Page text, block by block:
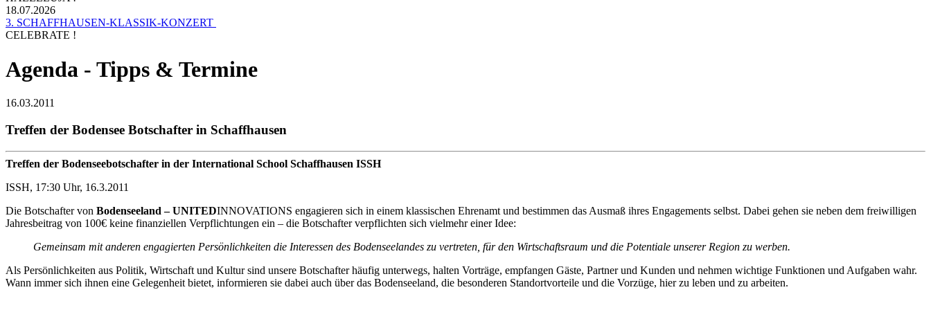
18.07.2026
3. SCHAFFHAUSEN-KLASSIK-KONZERT
CELEBRATE !
Agenda - Tipps & Termine
16.03.2011
Treffen der Bodensee Botschafter in Schaffhausen
Treffen der Bodenseebotschafter in der International School Schaffhausen ISSH
ISSH, 17:30 Uhr, 16.3.2011
Die Botschafter von Bodenseeland – UNITEDINNOVATIONS engagieren sich in einem klassischen Ehrenamt und bestimmen das Ausmaß ihres Engagements selbst. Dabei gehen sie neben dem freiwilligen
Jahresbeitrag von 100€ keine finanziellen Verpflichtungen ein – die Botschafter verpflichten sich vielmehr einer Idee:
Gemeinsam mit anderen engagierten Persönlichkeiten die Interessen des Bodenseelandes zu vertreten, für den Wirtschaftsraum und die Potentiale unserer Region zu werben.
Als Persönlichkeiten aus Politik, Wirtschaft und Kultur sind unsere Botschafter häufig unterwegs, halten Vorträge, empfangen Gäste, Partner und Kunden und nehmen wichtige Funktionen und Aufgaben wahr.
Wann immer sich ihnen eine Gelegenheit bietet, informieren sie dabei auch über das Bodenseeland, die besonderen Standortvorteile und die Vorzüge, hier zu leben und zu arbeiten.